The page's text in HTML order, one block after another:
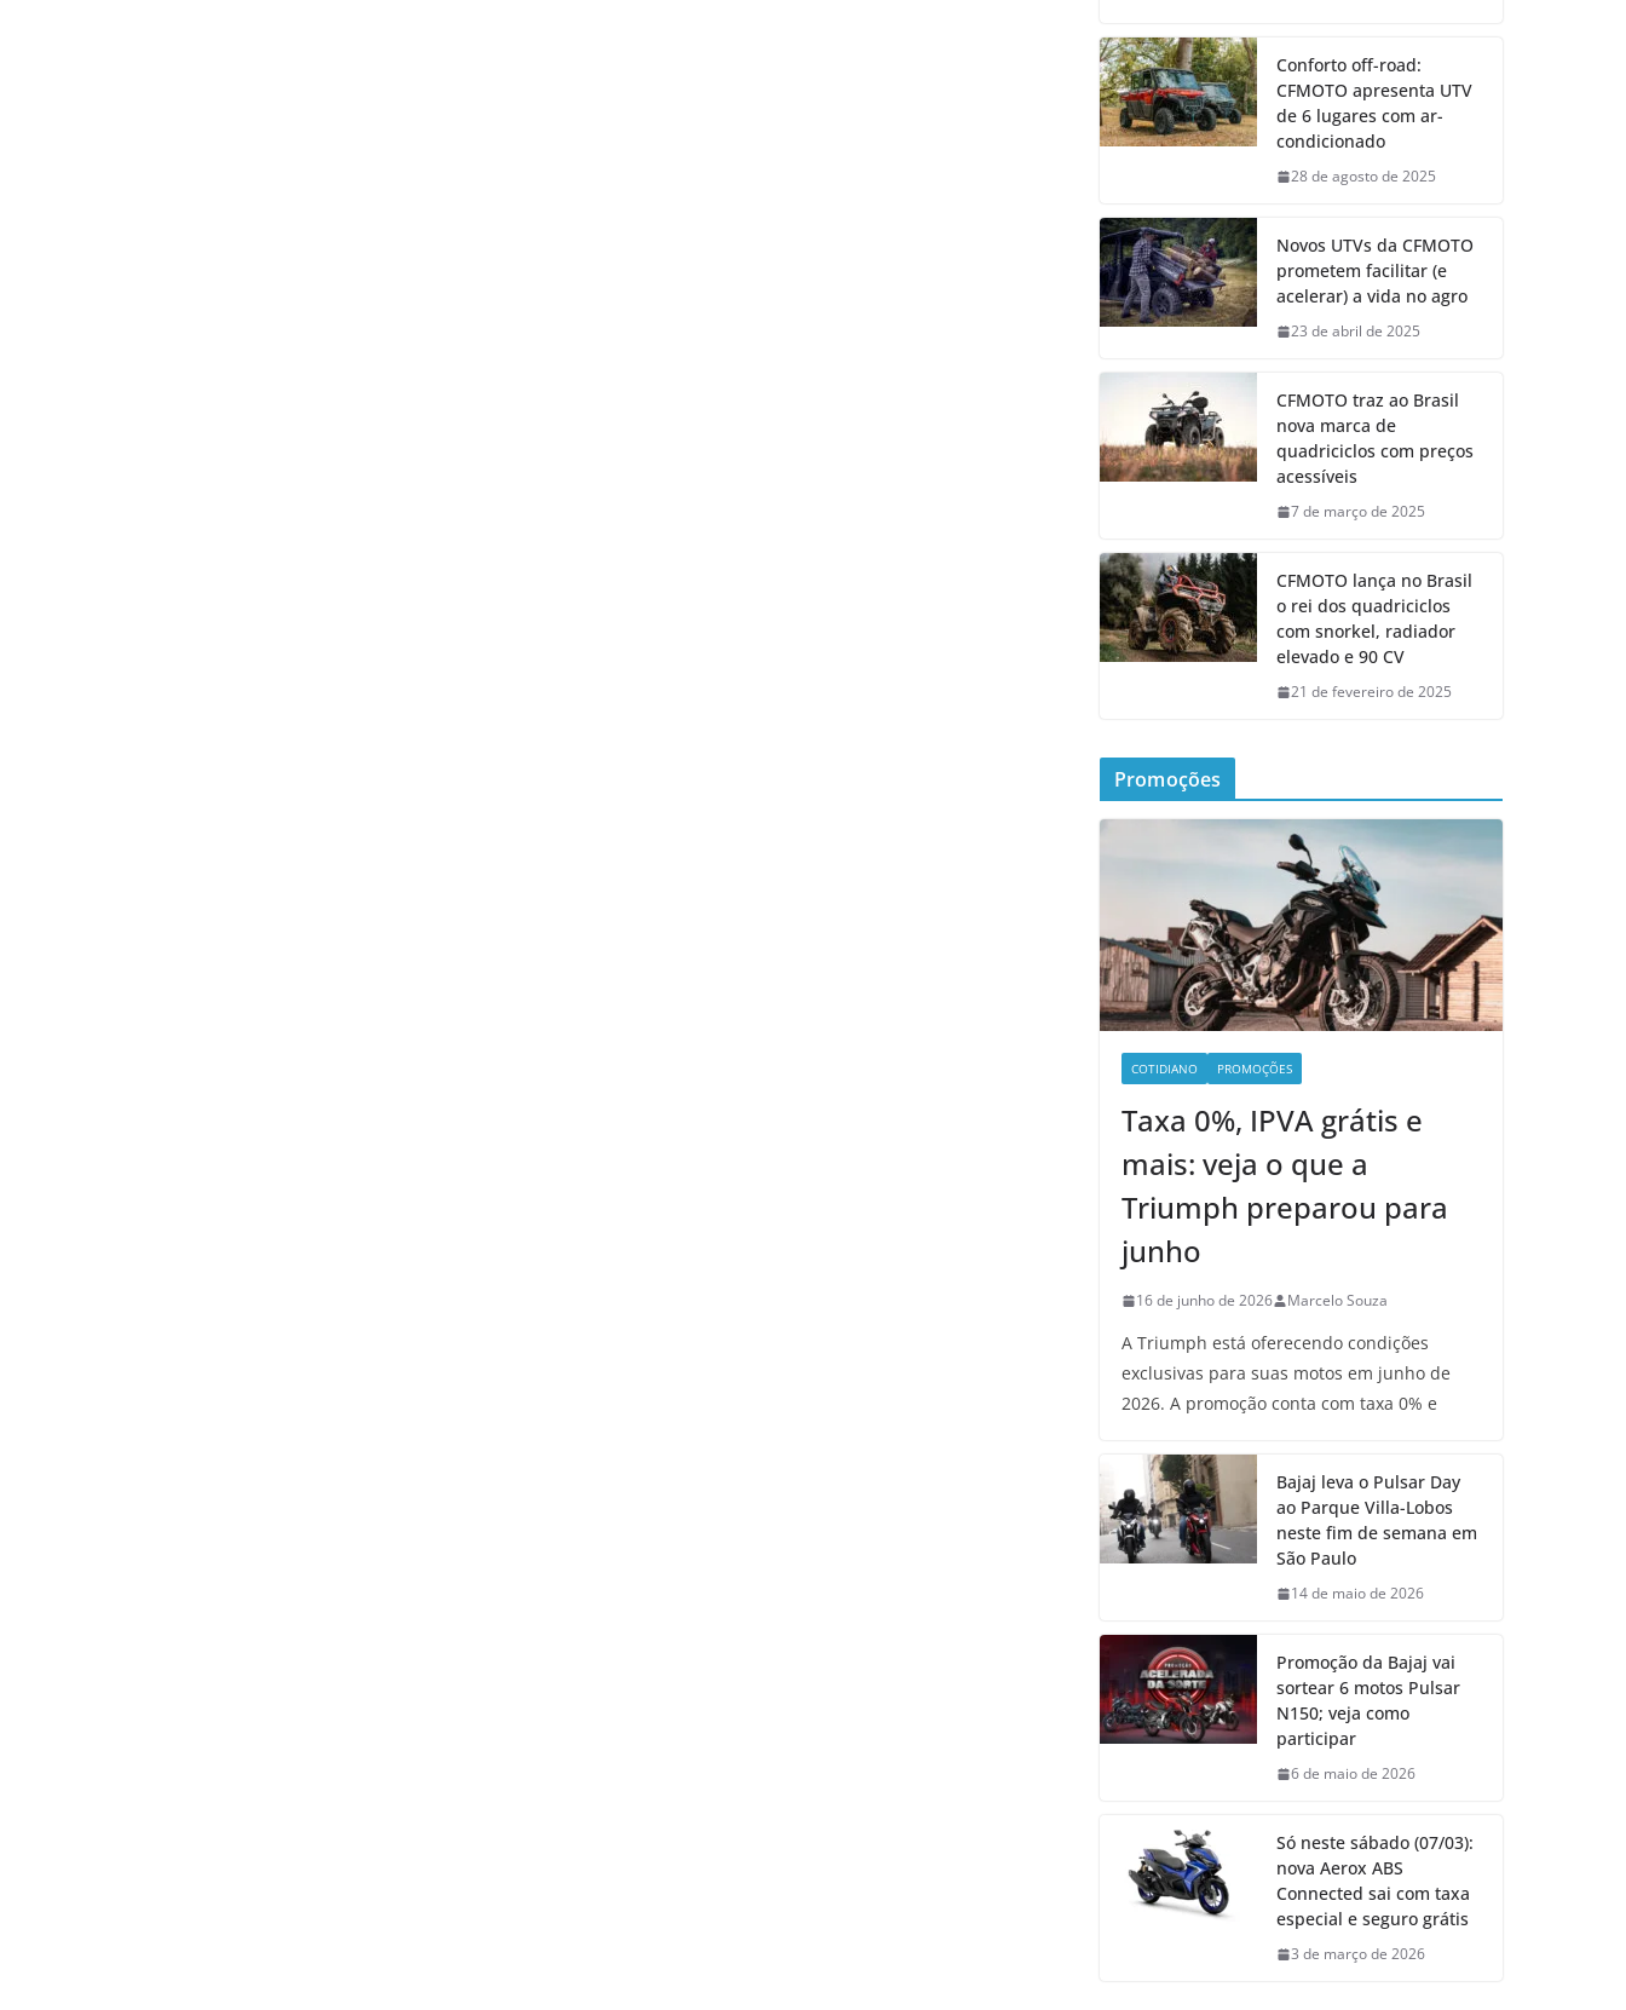
Conforto off-road:
CFMOTO apresenta UTV
de 6 lugares com ar-
condicionado
28 de agosto de 2025
Novos UTVs da CFMOTO
prometem facilitar (e
acelerar) a vida no agro
23 de abril de 2025
CFMOTO traz ao Brasil
nova marca de
quadriciclos com preços
acessíveis
7 de março de 2025
CFMOTO lança no Brasil
o rei dos quadriciclos
com snorkel, radiador
elevado e 90 CV
21 de fevereiro de 2025
Promoções
COTIDIANO PROMOÇÕES
Taxa 0%, IPVA grátis e
mais: veja o que a
Triumph preparou para
junho
16 de junho de 2026 Marcelo Souza
A Triumph está oferecendo condições
exclusivas para suas motos em junho de
2026. A promoção conta com taxa 0% e
Bajaj leva o Pulsar Day
ao Parque Villa-Lobos
neste fim de semana em
São Paulo
14 de maio de 2026
Promoção da Bajaj vai
sortear 6 motos Pulsar
N150; veja como
participar
6 de maio de 2026
Só neste sábado (07/03):
nova Aerox ABS
Connected sai com taxa
especial e seguro grátis
3 de março de 2026